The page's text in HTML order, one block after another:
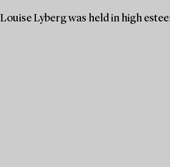
Louise Lyberg was held in high